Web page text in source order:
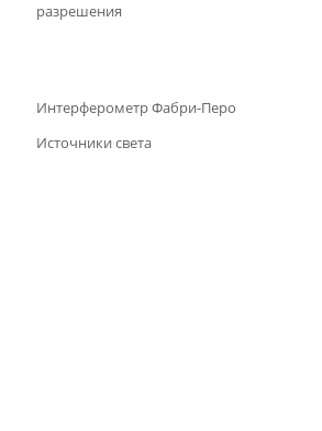
разрешения
Интерферометр Фабри-Перо
Источники света